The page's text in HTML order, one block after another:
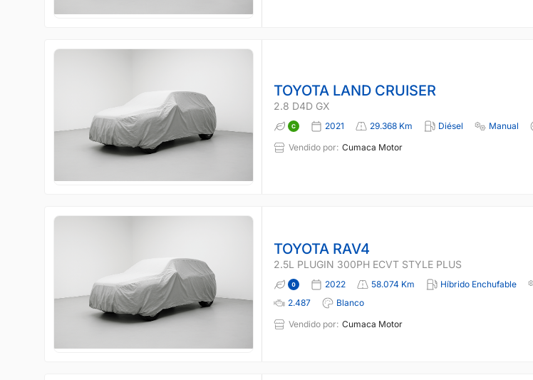
TOYOTA LAND CRUISER
2.8 D4D GX
2021 29.368 Km Diésel Manual
Vendido por: Cumaca Motor
TOYOTA RAV4
2.5L PLUGIN 300PH ECVT STYLE PLUS
2022 58.074 Km Híbrido Enchufable
2.487
Blanco
Vendido por: Cumaca Motor